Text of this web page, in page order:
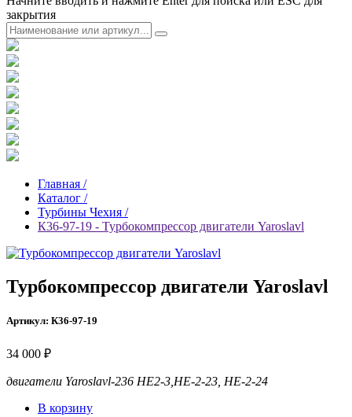
закрытия
Главная /
Каталог /
Турбины Чехия /
К36-97-19 - Турбокомпрессор двигатели Yaroslavl
Турбокомпрессор двигатели Yaroslavl
Артикул: К36-97-19
34 000 ₽
двигатели Yaroslavl-236 НЕ2-3,НЕ-2-23, НЕ-2-24
В корзину